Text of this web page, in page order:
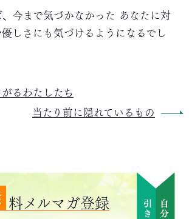
今まで気づかなかった あなたに対
しさにも気づけるようになるでし
るわたしたち
当たり前に隠れているもの
料メルマガ登録